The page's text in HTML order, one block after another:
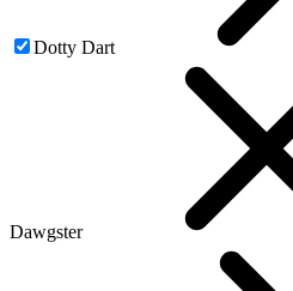
Dotty Dart
Dawgster